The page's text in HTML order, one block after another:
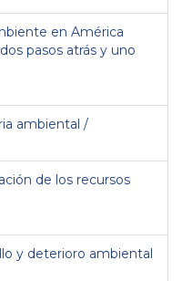
en América
pasos atrás y uno
ambiental /
de los recursos
y deterioro ambiental